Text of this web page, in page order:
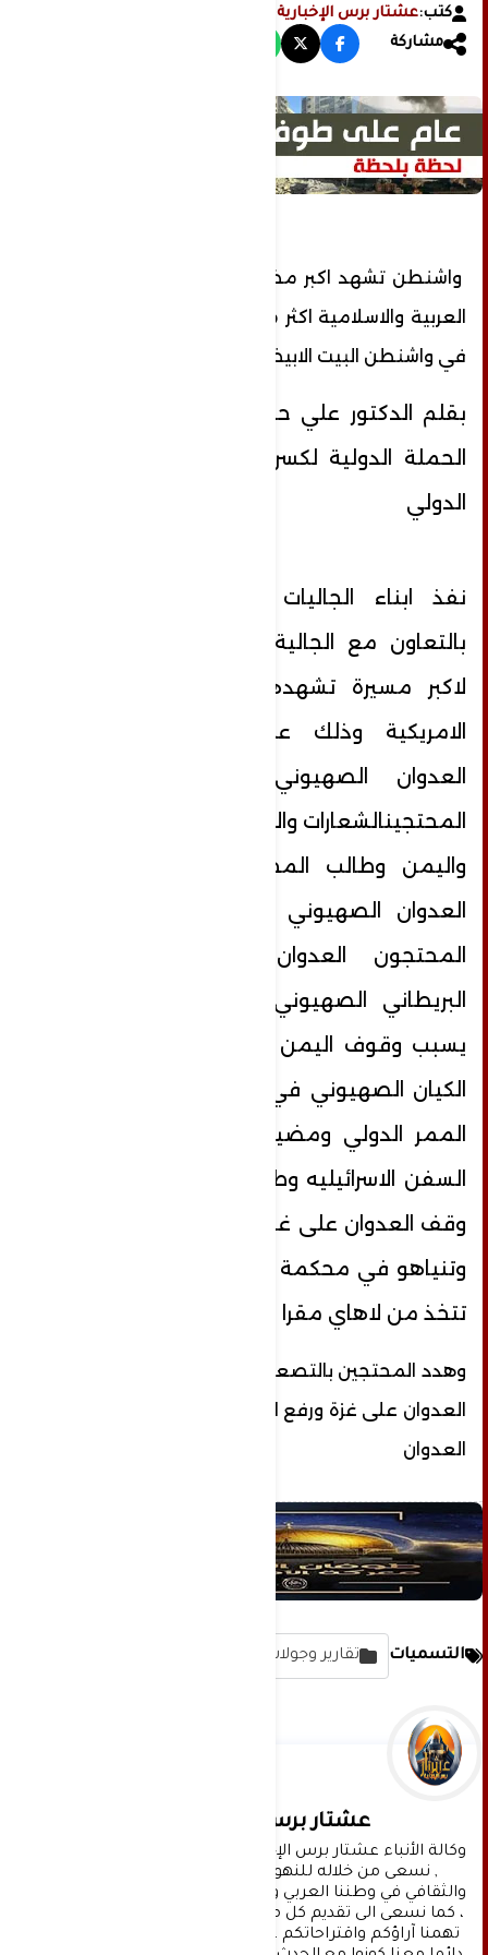
كتب:عشتار برس الإخبارية
مشاركة
واشنطن تشهد اكبر مضاهرة من ابناء الجاليات
العربية والاسلامية اكثر من اربع مائة الف محتج
في واشنطن البيت الابيض
بقلم الدكتور علي حزام الهديس مستشار
الحملة الدولية لكسر حصار مطار صنعاء
الدولي
نفذ ابناء الجاليات العربية والاسلامية
بالتعاون مع الجالية اليمنية في نيورك
لاكبر مسيرة تشهدها الولايات المتحدة
الامريكية وذلك على خلفية استمرار
العدوان الصهيوني على غزة رفع
المحتجينالشعارات والاعلام وعلم فلسطين
واليمن وطالب المحتجين بسرعة وقف
العدوان الصهيوني على غزة كما ادان
المحتجون العدوان الثلاثي الامريكي
البريطاني الصهيوني على اليمن وذلك
يسبب وقوف اليمن مع فلسطين وخنق
الكيان الصهيوني في البحر الاحمر واغلاق
الممر الدولي ومضيق باب المندب امام
السفن الاسرائيليه وطالب المحتجين سرعة
وقف العدوان على غزة ومحاكمة جوبايدن
وتنياهو في محكمة الجنايات الدولية التي
تتخذ من لاهاي مقرا لها
وهدد المحتجين بالتصعيد في حال لم يتم وقف
العدوان على غزة ورفع الحصار عن اليمن ووقف
العدوان
التسميات تقارير وجولات مصورة
عشتار برس الإخبارية